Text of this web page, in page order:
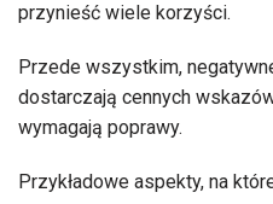
przynieść wiele korzyści.
Przede wszystkim,
dostarczają cennych
wymagają poprawy.
Przykładowe aspekty, na